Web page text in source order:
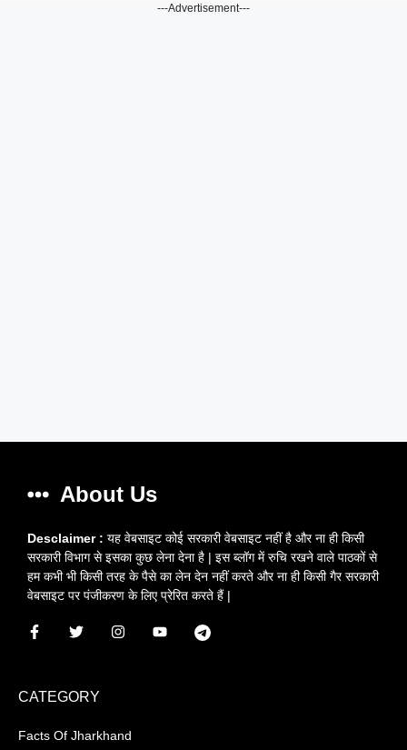
---Advertisement---
About Us
Desclaimer : यह वेबसाइट कोई सरकारी वेबसाइट नहीं है और ना ही किसी
सरकारी विभाग से इसका कुछ लेना देना है | इस ब्लॉग में रुचि रखने वाले पाठकों से
हम कभी भी किसी तरह के पैसे का लेन देन नहीं करते और ना ही किसी गैर सरकारी
वेबसाइट पर पंजीकरण के लिए प्रेरित करते हैं |
CATEGORY
Facts Of Jharkhand